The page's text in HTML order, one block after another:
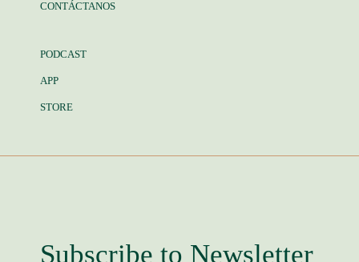
CONTÁCTANOS
PODCAST
APP
STORE
Subscribe to Newsletter